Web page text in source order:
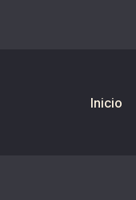
Inicio